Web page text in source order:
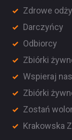
Zdrowe
Darczyńcy
Odbiorcy
Zbiórki
Wspieraj nas
Zbiórki
Zostań
Krakowska